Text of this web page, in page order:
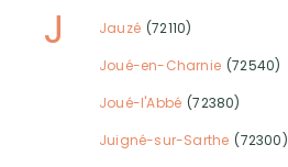
J Jauzé (72110)
Joué-en-Charnie (72540)
Joué-l'Abbé (72380)
Juigné-sur-Sarthe (72300)